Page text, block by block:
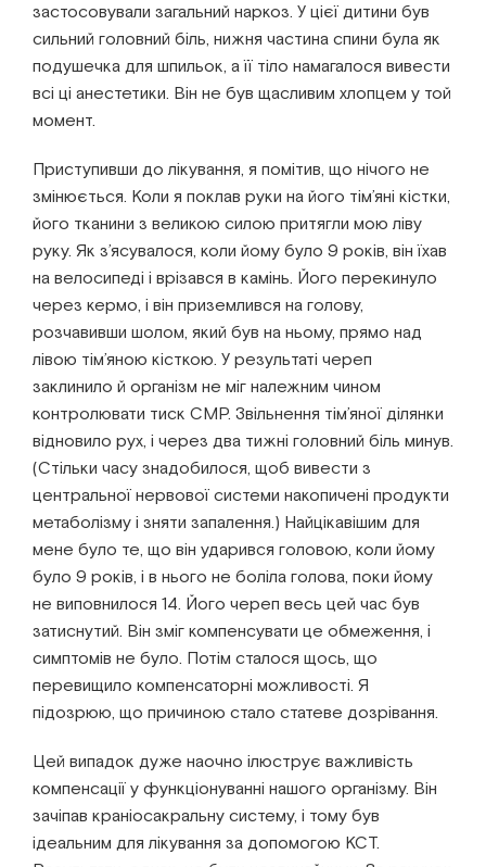
застосовували загальний наркоз. У цієї дитини був
сильний головний біль, нижня частина спини була як
подушечка для шпильок, а її тіло намагалося вивести
всі ці анестетики. Він не був щасливим хлопцем у той
момент.
Приступивши до лікування, я помітив, що нічого не
змінюється. Коли я поклав руки на його тім’яні кістки,
його тканини з великою силою притягли мою ліву
руку. Як з’ясувалося, коли йому було 9 років, він їхав
на велосипеді і врізався в камінь. Його перекинуло
через кермо, і він приземлився на голову,
розчавивши шолом, який був на ньому, прямо над
лівою тім’яною кісткою. У результаті череп
заклинило й організм не міг належним чином
контролювати тиск СМР. Звільнення тім’яної ділянки
відновило рух, і через два тижні головний біль минув.
(Стільки часу знадобилося, щоб вивести з
центральної нервової системи накопичені продукти
метаболізму і зняти запалення.) Найцікавішим для
мене було те, що він ударився головою, коли йому
було 9 років, і в нього не боліла голова, поки йому
не виповнилося 14. Його череп весь цей час був
затиснутий. Він зміг компенсувати це обмеження, і
симптомів не було. Потім сталося щось, що
перевищило компенсаторні можливості. Я
підозрюю, що причиною стало статеве дозрівання.
Цей випадок дуже наочно ілюструє важливість
компенсації у функціонуванні нашого організму. Він
зачіпав краніосакральну систему, і тому був
ідеальним для лікування за допомогою КСТ.